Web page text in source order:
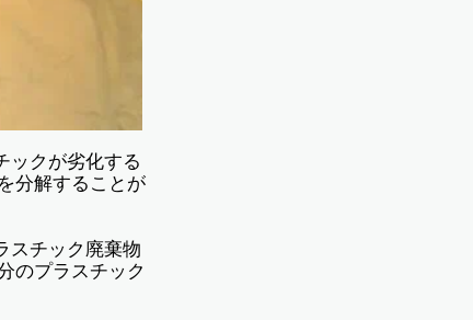
ックが劣化する
分解することが
スチック廃棄物
のプラスチック